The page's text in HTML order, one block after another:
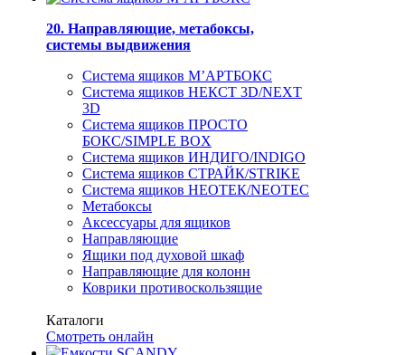
20. Направляющие, метабоксы,
системы выдвижения
Система ящиков М’АРТБОКС
Система ящиков НЕКСТ 3D/NEXT
3D
Система ящиков ПРОСТО
БОКС/SIMPLE BOX
Система ящиков ИНДИГО/INDIGO
Система ящиков СТРАЙК/STRIKE
Система ящиков НЕОТЕК/NEOTEC
Метабоксы
Аксессуары для ящиков
Направляющие
Ящики под духовой шкаф
Направляющие для колонн
Коврики противоскользящие
Каталоги
Смотреть онлайн